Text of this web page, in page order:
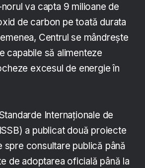
va capta 9 milioane de
de carbon pe toată durata
Centrul se mândrește
capabile să alimenteze
excesul de energie în
Internaționale de
a publicat două proiecte
spre consultare publică până
de adoptarea oficială până la